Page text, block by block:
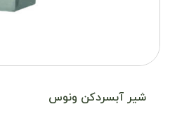
شیر آبسردکن ونوس